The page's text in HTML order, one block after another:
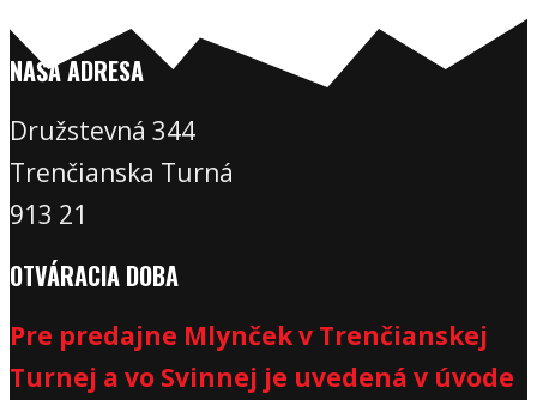
NAŠA ADRESA
Družstevná 344
Trenčianska Turná
913 21
OTVÁRACIA DOBA
Pre predajne Mlynček v Trenčianskej
Turnej a vo Svinnej je uvedená v úvode